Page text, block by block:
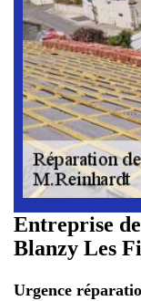
Entreprise
Blanzy Les
Urgence